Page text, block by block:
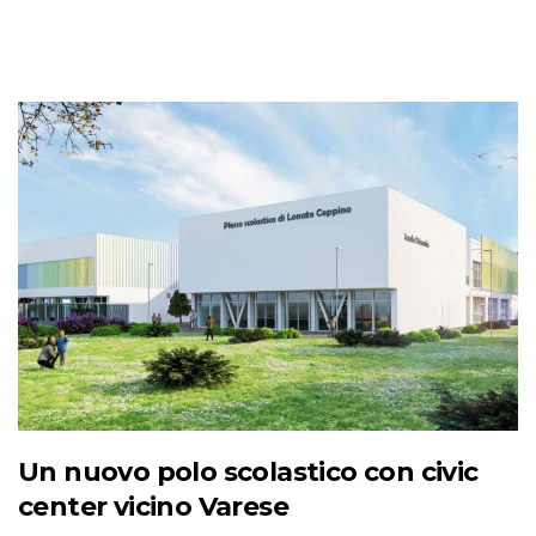
Un nuovo polo scolastico con civic
center vicino Varese